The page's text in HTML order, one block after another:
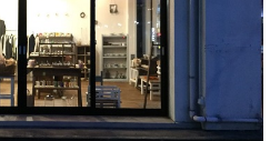
わんぱく 福島ローカルグル
体験
整体・リラ
ーション
まつ毛サロン
食品・酒 生活を彩るモノ
・こども園 子どもの習い事・
塾